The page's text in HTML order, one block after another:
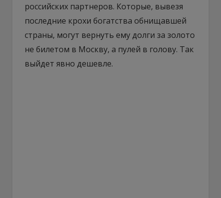
российских партнеров. Которые, вывезя
последние крохи богатства обнищавшей
страны, могут вернуть ему долги за золото
не билетом в Москву, а пулей в голову. Так
выйдет явно дешевле.